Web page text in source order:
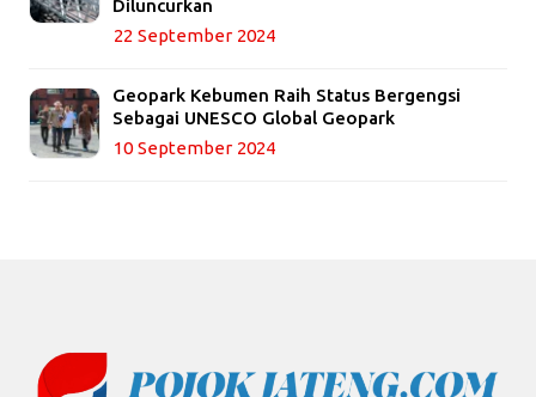
Diluncurkan
22 September 2024
Geopark Kebumen Raih Status Bergengsi
Sebagai UNESCO Global Geopark
10 September 2024